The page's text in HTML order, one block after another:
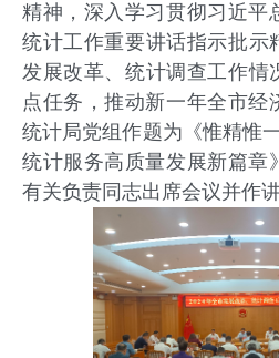
精神，深入学习贯彻习近平
统计工作重要讲话指示批示
发展改革、统计调查工作情
点任务，推动新一年全市经
统计局党组作题为《惟精惟
统计服务高质量发展新篇章
有关负责同志出席会议并作讲